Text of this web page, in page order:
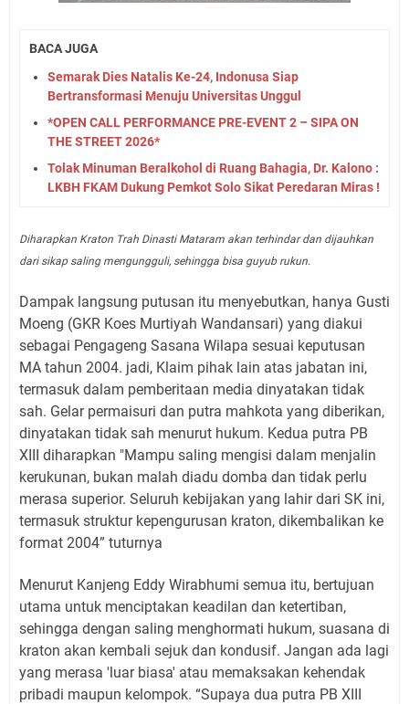
BACA JUGA
Semarak Dies Natalis Ke-24, Indonusa Siap
Bertransformasi Menuju Universitas Unggul
*OPEN CALL PERFORMANCE PRE-EVENT 2 – SIPA ON
THE STREET 2026*
Tolak Minuman Beralkohol di Ruang Bahagia, Dr. Kalono :
LKBH FKAM Dukung Pemkot Solo Sikat Peredaran Miras !
Diharapkan Kraton Trah Dinasti Mataram akan terhindar dan dijauhkan
dari sikap saling mengungguli, sehingga bisa guyub rukun.
Dampak langsung putusan itu menyebutkan, hanya Gusti
Moeng (GKR Koes Murtiyah Wandansari) yang diakui
sebagai Pengageng Sasana Wilapa sesuai keputusan
MA tahun 2004. jadi, Klaim pihak lain atas jabatan ini,
termasuk dalam pemberitaan media dinyatakan tidak
sah. Gelar permaisuri dan putra mahkota yang diberikan,
dinyatakan tidak sah menurut hukum. Kedua putra PB
XIII diharapkan "Mampu saling mengisi dalam menjalin
kerukunan, bukan malah diadu domba dan tidak perlu
merasa superior. Seluruh kebijakan yang lahir dari SK ini,
termasuk struktur kepengurusan kraton, dikembalikan ke
format 2004” tuturnya
Menurut Kanjeng Eddy Wirabhumi semua itu, bertujuan
utama untuk menciptakan keadilan dan ketertiban,
sehingga dengan saling menghormati hukum, suasana di
kraton akan kembali sejuk dan kondusif. Jangan ada lagi
yang merasa 'luar biasa' atau memaksakan kehendak
pribadi maupun kelompok. “Supaya dua putra PB XIII